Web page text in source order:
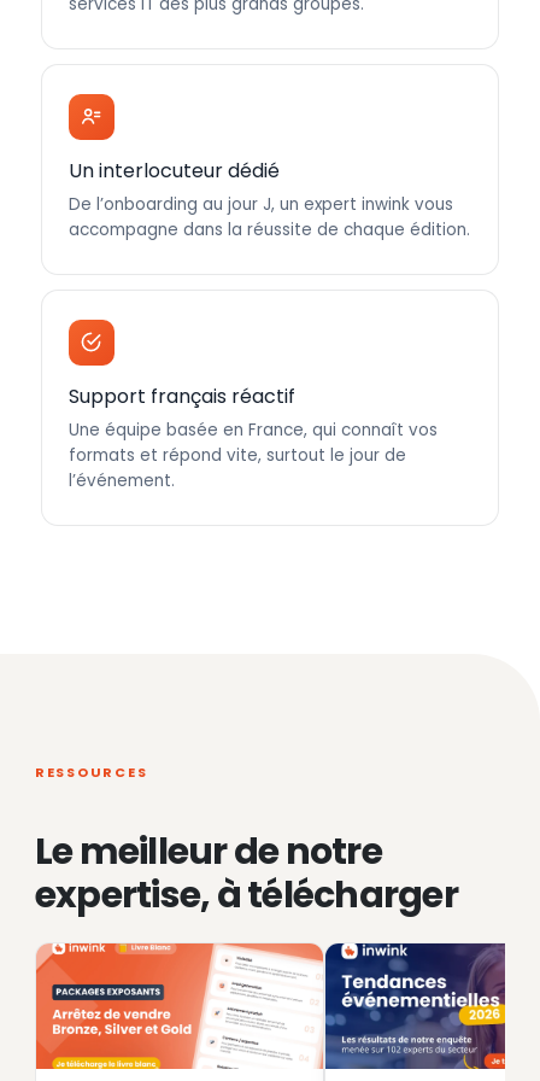
Un interlocuteur dédié
De l’onboarding au jour J, un expert inwink vous
accompagne dans la réussite de chaque édition.
Support français réactif
Une équipe basée en France, qui connaît vos
formats et répond vite, surtout le jour de
l’événement.
RESSOURCES
Le meilleur de notre
expertise, à télécharger